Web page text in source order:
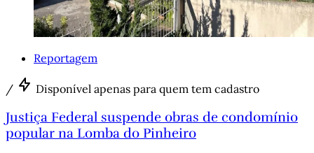
Reportagem
/ Disponível apenas para quem tem cadastro
Justiça Federal suspende obras de condomínio
popular na Lomba do Pinheiro